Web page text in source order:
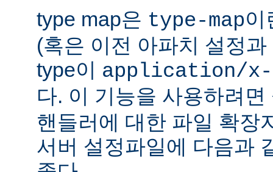
type map은 type-map이
(혹은 이전 아파치 설정
type이 application/x-
다. 이 기능을 사용하려
핸들러에 대한 파일 확장
서버 설정파일에 다음과